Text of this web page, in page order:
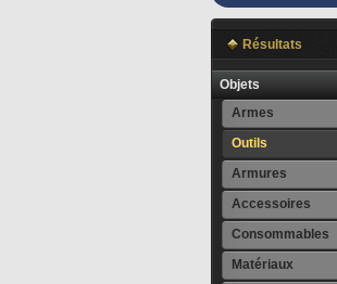
Résultats
Objets
Armes
Outils
Armures
Accessoires
Consommables
Matériaux